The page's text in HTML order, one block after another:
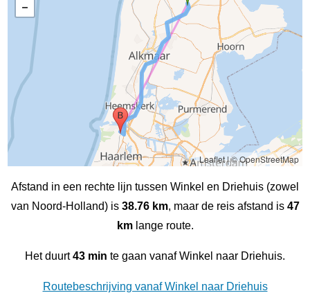
Leaflet|© OpenStreetMap
Afstand in een rechte lijn tussen Winkel en Driehuis (zowel
van Noord-Holland) is 38.76 km, maar de reis afstand is 47
kmlange route.
Het duurt43 min te gaan vanaf Winkel naar Driehuis.
Routebeschrijving vanaf Winkel naar Driehuis